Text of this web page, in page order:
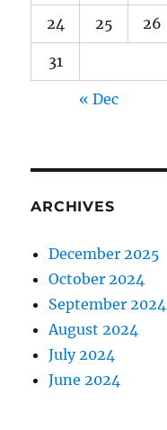
24 25 26
31
« Dec
ARCHIVES
December 2025
October 2024
September 2024
August 2024
July 2024
June 2024